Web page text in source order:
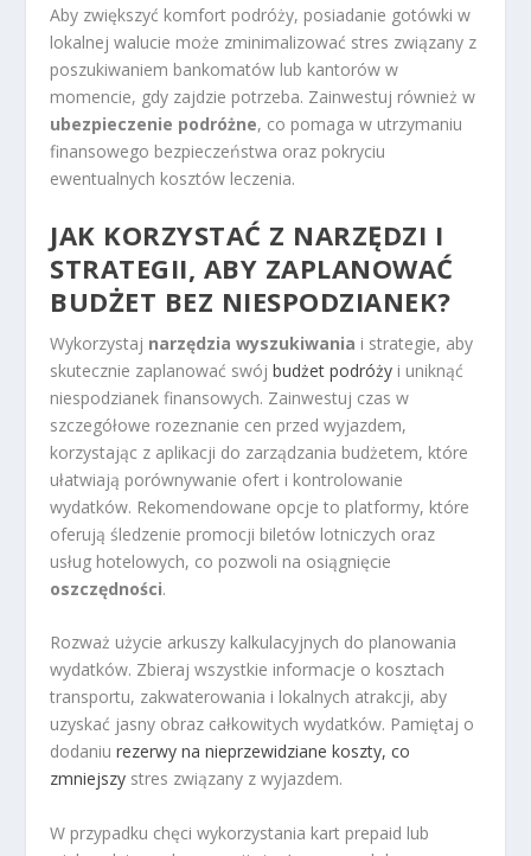
Aby zwiększyć komfort podróży, posiadanie gotówki w
lokalnej walucie może zminimalizować stres związany z
poszukiwaniem bankomatów lub kantorów w
momencie, gdy zajdzie potrzeba. Zainwestuj również w
ubezpieczenie podróżne, co pomaga w utrzymaniu
finansowego bezpieczeństwa oraz pokryciu
ewentualnych kosztów leczenia.
JAK KORZYSTAĆ Z NARZĘDZI I
STRATEGII, ABY ZAPLANOWAĆ
BUDŻET BEZ NIESPODZIANEK?
Wykorzystaj narzędzia wyszukiwania i strategie, aby
skutecznie zaplanować swójbudżet podróży i uniknąć
niespodzianek finansowych. Zainwestuj czas w
szczegółowe rozeznanie cen przed wyjazdem,
korzystając z aplikacji do zarządzania budżetem, które
ułatwiają porównywanie ofert i kontrolowanie
wydatków. Rekomendowane opcje to platformy, które
oferują śledzenie promocji biletów lotniczych oraz
usług hotelowych, co pozwoli na osiągnięcie
oszczędności.
Rozważ użycie arkuszy kalkulacyjnych do planowania
wydatków. Zbieraj wszystkie informacje o kosztach
transportu, zakwaterowania i lokalnych atrakcji, aby
uzyskać jasny obraz całkowitych wydatków. Pamiętaj o
dodaniurezerwy na nieprzewidziane koszty, co
zmniejszy stres związany z wyjazdem.
W przypadku chęci wykorzystania kart prepaid lub